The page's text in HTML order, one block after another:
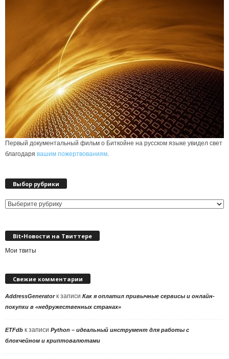
Первый документальный фильм о Биткойне на русском языке увидел свет
благодаря вашим пожертвованиям.
Выбор рубрики
Выбор
Bit•Новости на Твиттере
Мои твиты
Свежие комментарии
AddressGeneratorк записи Как я оплатил привычные сервисы и онлайн-
покупки в «недружественных странах»
ETFdb к записи Python – идеальный инструмент для работы с
блокчейном и криптовалютами